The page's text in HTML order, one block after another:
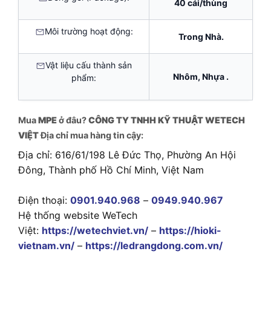
40 cái/thùng
Môi trường hoạt động:
Trong Nhà.
Vật liệu cấu thành sản
phẩm:
Nhôm, Nhựa .
MuaMPEở đâu?CÔNG TY TNHH KỸ THUẬT WETECH
VIỆTĐịa chỉ mua hàng tin cậy:
Địa chỉ: 616/61/198 Lê Đức Thọ, Phường An Hội
Đông, Thành phố Hồ Chí Minh, Việt Nam
Điện thoại: 0901.940.968 – 0949.940.967
Hệ thống website WeTech
Việt: https://wetechviet.vn/ – https://hioki-
vietnam.vn/ – https://ledrangdong.com.vn/